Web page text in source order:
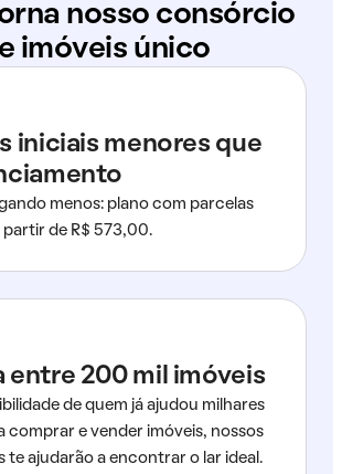
nosso consórcio
imóveis único
iniciais menores que
menos: plano com parcelas
partir de R$ 573,00.
entre 200 mil imóveis
de quem já ajudou milhares
comprar e vender imóveis, nossos
te ajudarão a encontrar o lar ideal.